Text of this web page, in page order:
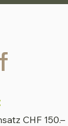
CHF 150.–